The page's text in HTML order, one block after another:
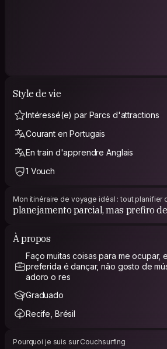
Style de vie
Intéressé(e) par Parcs d'attractions
Courant en Portugais
En train d'apprendre Anglais
1 Vouch
Mon itinéraire de voyage idéal : tout planifier
À propos
Faço muitas coisas para me ocupar,
preferida é dançar, não gosto de
adoro o res
Graduado
Recife, Brésil
Pourquoi je suis sur Couchsurfing